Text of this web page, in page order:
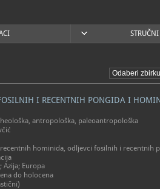
I RECENTNIH PONGIDA I
antropološka, paleoantropološka
hominida, odljevci fosilnih i recentnih
Azija; Europa
do holocena